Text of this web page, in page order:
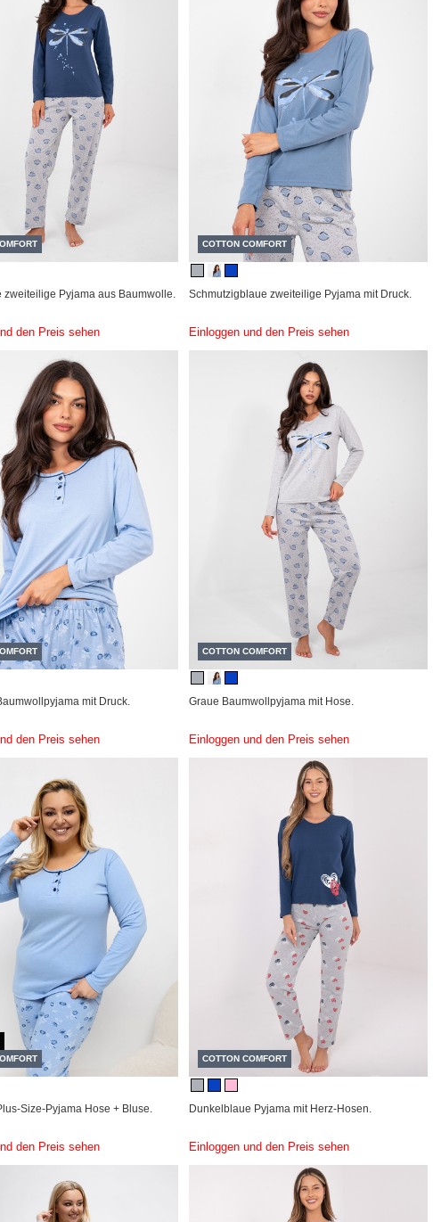
zweiteilige Pyjama aus Baumwolle.
den Preis sehen
COTTON COMFORT
Schmutzigblaue zweiteilige Pyjama mit Druck.
Einloggen und den Preis sehen
mit Druck.
den Preis sehen
COTTON COMFORT
Graue Baumwollpyjama mit Hose.
Einloggen und den Preis sehen
Size-Pyjama Hose + Bluse.
den Preis sehen
COTTON COMFORT
Dunkelblaue Pyjama mit Herz-Hosen.
Einloggen und den Preis sehen